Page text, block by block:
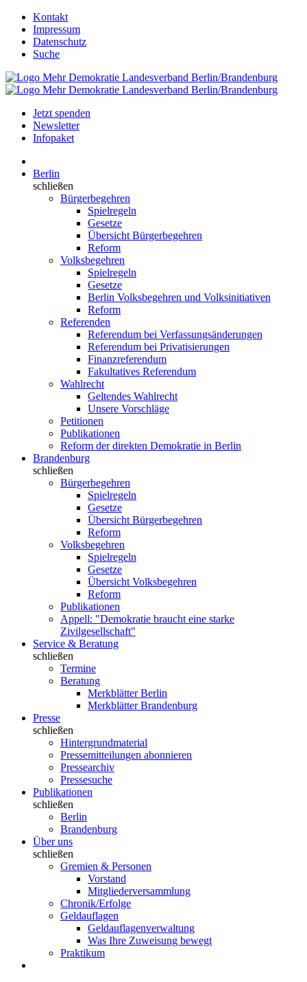
Kontakt
Impressum
Datenschutz
Suche
Jetzt spenden
Newsletter
Infopaket
Berlin
schließen
Bürgerbegehren
Spielregeln
Gesetze
Übersicht Bürgerbegehren
Reform
Volksbegehren
Spielregeln
Gesetze
Berlin Volksbegehren und Volksinitiativen
Reform
Referenden
Referendum bei Verfassungsänderungen
Referendum bei Privatisierungen
Finanzreferendum
Fakultatives Referendum
Wahlrecht
Geltendes Wahlrecht
Unsere Vorschläge
Petitionen
Publikationen
Reform der direkten Demokratie in Berlin
Brandenburg
schließen
Bürgerbegehren
Spielregeln
Gesetze
Übersicht Bürgerbegehren
Reform
Volksbegehren
Spielregeln
Gesetze
Übersicht Volksbegehren
Reform
Publikationen
Appell: "Demokratie braucht eine starke
Zivilgesellschaft"
Service & Beratung
schließen
Termine
Beratung
Merkblätter Berlin
Merkblätter Brandenburg
Presse
schließen
Hintergrundmaterial
Pressemitteilungen abonnieren
Pressearchiv
Pressesuche
Publikationen
schließen
Berlin
Brandenburg
Über uns
schließen
Gremien & Personen
Vorstand
Mitgliederversammlung
Chronik/Erfolge
Geldauflagen
Geldauflagenverwaltung
Was Ihre Zuweisung bewegt
Praktikum